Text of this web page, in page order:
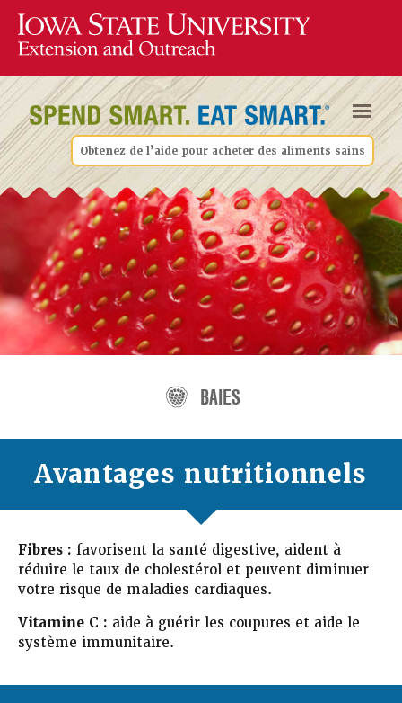
Obtenez de l’aide pour acheter des aliments sains
BAIES
Avantages nutritionnels
Fibres : favorisent la santé digestive, aident à
réduire le taux de cholestérol et peuvent diminuer
votre risque de maladies cardiaques.
Vitamine C : aide à guérir les coupures et aide le
système immunitaire.